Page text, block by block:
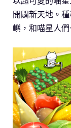
開闢新天地。
嶼，和喵星人